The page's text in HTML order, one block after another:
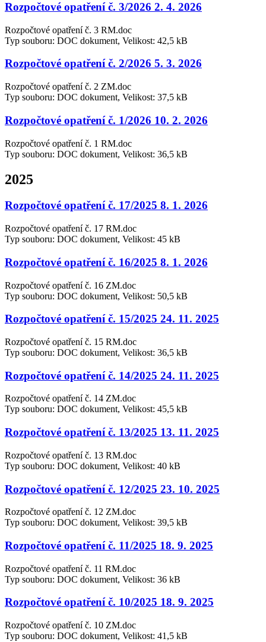
Rozpočtové opatření č. 3/2026 2. 4. 2026
Rozpočtové opatření č. 3 RM.doc
Typ souboru: DOC dokument, Velikost: 42,5 kB
Rozpočtové opatření č. 2/2026 5. 3. 2026
Rozpočtové opatření č. 2 ZM.doc
Typ souboru: DOC dokument, Velikost: 37,5 kB
Rozpočtové opatření č. 1/2026 10. 2. 2026
Rozpočtové opatření č. 1 RM.doc
Typ souboru: DOC dokument, Velikost: 36,5 kB
2025
Rozpočtové opatření č. 17/2025 8. 1. 2026
Rozpočtové opatření č. 17 RM.doc
Typ souboru: DOC dokument, Velikost: 45 kB
Rozpočtové opatření č. 16/2025 8. 1. 2026
Rozpočtové opatření č. 16 ZM.doc
Typ souboru: DOC dokument, Velikost: 50,5 kB
Rozpočtové opatření č. 15/2025 24. 11. 2025
Rozpočtové opatření č. 15 RM.doc
Typ souboru: DOC dokument, Velikost: 36,5 kB
Rozpočtové opatření č. 14/2025 24. 11. 2025
Rozpočtové opatření č. 14 ZM.doc
Typ souboru: DOC dokument, Velikost: 45,5 kB
Rozpočtové opatření č. 13/2025 13. 11. 2025
Rozpočtové opatření č. 13 RM.doc
Typ souboru: DOC dokument, Velikost: 40 kB
Rozpočtové opatření č. 12/2025 23. 10. 2025
Rozpočtové opatření č. 12 ZM.doc
Typ souboru: DOC dokument, Velikost: 39,5 kB
Rozpočtové opatření č. 11/2025 18. 9. 2025
Rozpočtové opatření č. 11 RM.doc
Typ souboru: DOC dokument, Velikost: 36 kB
Rozpočtové opatření č. 10/2025 18. 9. 2025
Rozpočtové opatření č. 10 ZM.doc
Typ souboru: DOC dokument, Velikost: 41,5 kB